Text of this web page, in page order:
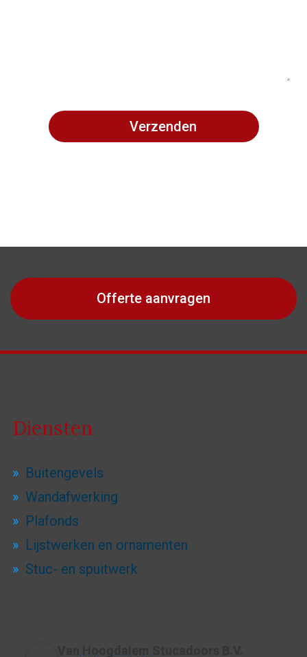
Offerte aanvragen
Diensten
Buitengevels
Wandafwerking
Plafonds
Lijstwerken en ornamenten
Stuc- en spuitwerk